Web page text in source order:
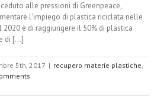
alle pressioni di Greenpeace,
l'impiego di plastica riciclata nelle
è di raggiungere il 50% di plastica
di [...]
5th, 2017 | recupero materie plastiche,